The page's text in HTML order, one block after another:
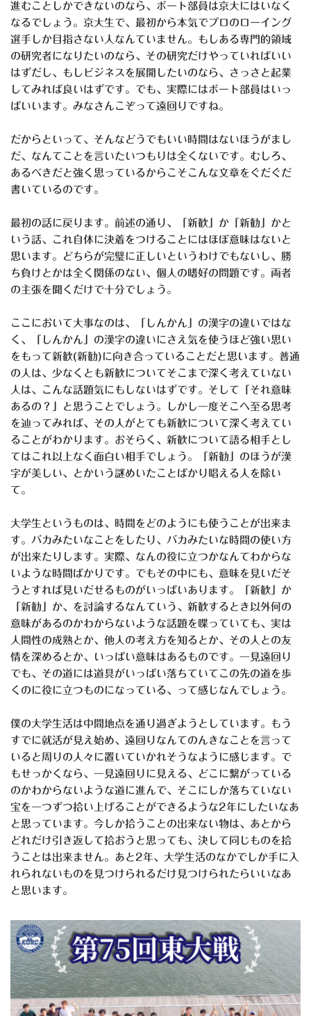
進むことしかできないのなら、ボート部員は京大にはいなく
なるでしょう。京大生で、最初から本気でプロのローイング
選手しか目指さない人なんていません。もしある専門的領域
の研究者になりたいのなら、その研究だけやっていればいい
はずだし、もしビジネスを展開したいのなら、さっさと起業
してみれば良いはずです。でも、実際にはボート部員はいっ
ぱいいます。みなさんこぞって遠回りですね。
だからといって、そんなどうでもいい時間はないほうがまし
だ、なんてことを言いたいつもりは全くないです。むしろ、
あるべきだと強く思っているからこそこんな文章をぐだぐだ
書いているのです。
最初の話に戻ります。前述の通り、「新歓」か「新勧」かと
いう話、これ自体に決着をつけることにはほぼ意味はないと
思います。どちらが完璧に正しいというわけでもないし、勝
ち負けとかは全く関係のない、個人の嗜好の問題です。両者
の主張を聞くだけで十分でしょう。
ここにおいて大事なのは、「しんかん」の漢字の違いではな
く、「しんかん」の漢字の違いにさえ気を使うほど強い思い
をもって新歓(新勧)に向き合っていることだと思います。普通
の人は、少なくとも新歓についてそこまで深く考えていない
人は、こんな話題気にもしないはずです。そして「それ意味
あるの？」と思うことでしょう。しかし一度そこへ至る思考
を辿ってみれば、その人がとても新歓について深く考えてい
ることがわかります。おそらく、新歓について語る相手とし
てはこれ以上なく面白い相手でしょう。「新勧」のほうが漢
字が美しい、とかいう謎めいたことばかり唱える人を除い
て。
大学生というものは、時間をどのようにも使うことが出来ま
す。バカみたいなことをしたり、バカみたいな時間の使い方
が出来たりします。実際、なんの役に立つかなんてわからな
いような時間ばかりです。でもその中にも、意味を見いだそ
うとすれば見いだせるものがいっぱいあります。「新歓」か
「新勧」か、を討論するなんていう、新歓するとき以外何の
意味があるのかわからないような話題を喋っていても、実は
人間性の成熟とか、他人の考え方を知るとか、その人との友
情を深めるとか、いっぱい意味はあるものです。一見遠回り
でも、その道には道具がいっぱい落ちていてこの先の道を歩
くのに役に立つものになっている、って感じなんでしょう。
僕の大学生活は中間地点を通り過ぎようとしています。もう
すでに就活が見え始め、遠回りなんてのんきなことを言って
いると周りの人々に置いていかれそうなように感じます。で
もせっかくなら、一見遠回りに見える、どこに繋がっている
のかわからないような道に進んで、そこにしか落ちていない
宝を一つずつ拾い上げることができるような2年にしたいなあ
と思っています。今しか拾うことの出来ない物は、あとから
どれだけ引き返して拾おうと思っても、決して同じものを拾
うことは出来ません。あと2年、大学生活のなかでしか手に入
れられないものを見つけられるだけ見つけられたらいいなあ
と思います。